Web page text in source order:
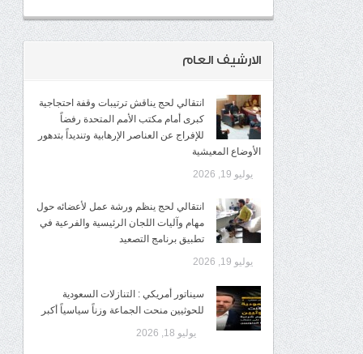
الارشيف العام
انتقالي لحج يناقش ترتيبات وقفة احتجاجية
كبرى أمام مكتب الأمم المتحدة رفضاً
للإفراج عن العناصر الإرهابية وتنديداً بتدهور
الأوضاع المعيشية
يوليو 19, 2026
انتقالي لحج ينظم ورشة عمل لأعضائه حول
مهام وآليات اللجان الرئيسية والفرعية في
تطبيق برنامج التصعيد
يوليو 19, 2026
سيناتور أمريكي : التنازلات السعودية
للحوثيين منحت الجماعة وزناً سياسياً أكبر
يوليو 18, 2026